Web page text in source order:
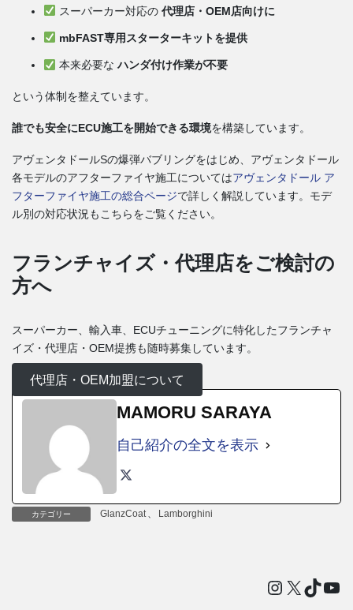
スーパーカー対応の 代理店・OEM店向けに
mbFAST専用スターターキットを提供
本来必要なハンダ付け作業が不要
という体制を整えています。
誰でも安全にECU施工を開始できる環境を構築しています。
アヴェンタドールSの爆弾バブリングをはじめ、アヴェンタドール
各モデルのアフターファイヤ施工についてはアヴェンタドール ア
フターファイヤ施工の総合ページで詳しく解説しています。モデ
ル別の対応状況もこちらをご覧ください。
フランチャイズ・代理店をご検討の
方へ
スーパーカー、輸入車、ECUチューニングに特化したフランチャ
イズ・代理店・OEM提携も随時募集しています。
代理店・OEM加盟について
MAMORU SARAYA
自己紹介の全文を表示
カテゴリー GlanzCoat Lamborghini
Instagram
X